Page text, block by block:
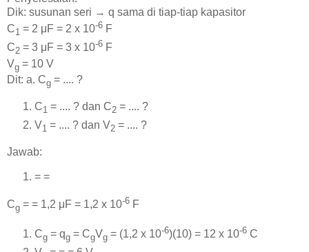
Dik: susunan seri → q sama di tiap-tiap kapasitor
C1 = 2 μF = 2 x 10-6 F
C2 = 3 μF = 3 x 10-6 F
Vg = 10 V
Dit: a. Cg = .... ?
C1 = .... ? dan C2 = .... ?
V1 = .... ? dan V2 = .... ?
Jawab:
= =
Cg = = 1,2 μF = 1,2 x 10-6 F
Cg = qg = CgVg = (1,2 x 10-6)(10) = 12 x 10-6 C